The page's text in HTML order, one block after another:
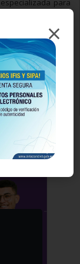
para
e internacionales
la oferta
y emitiendo
requerido para
×